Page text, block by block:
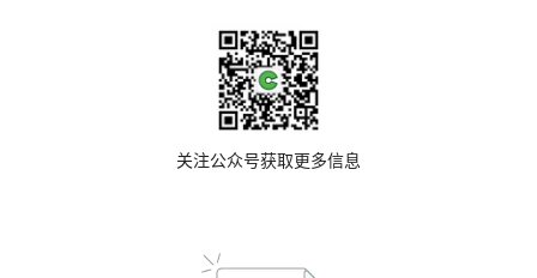
关注公众号获取更多信息